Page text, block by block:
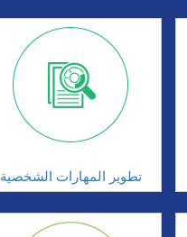
تطوير المهارات الشخصية